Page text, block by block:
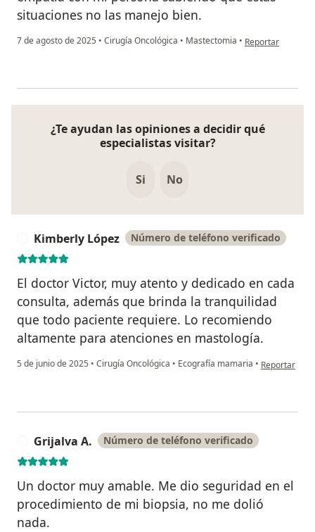
situaciones no las manejo bien.
7 de agosto de 2025 • Cirugía Oncológica • Mastectomia • en opinión del
Reportar
¿Te ayudan las opiniones a decidir qué
especialistas visitar?
Si No
Kimberly López Número de teléfono verificado
El doctor Victor, muy atento y dedicado en cada
consulta, además que brinda la tranquilidad
que todo paciente requiere. Lo recomiendo
altamente para atenciones en mastología.
5 de junio de 2025 • Cirugía Oncológica • Ecografía mamaria • en opinión
Reportar
Grijalva A. Número de teléfono verificado
Un doctor muy amable. Me dio seguridad en el
procedimiento de mi biopsia, no me dolió
nada.